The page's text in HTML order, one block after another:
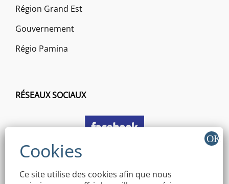
Région Grand Est
Gouvernement
Régio Pamina
RÉSEAUX SOCIAUX
Ce site utilise des cookies afin que nous